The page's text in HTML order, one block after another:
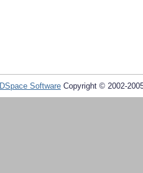
DSpace Software Copyright © 2002-